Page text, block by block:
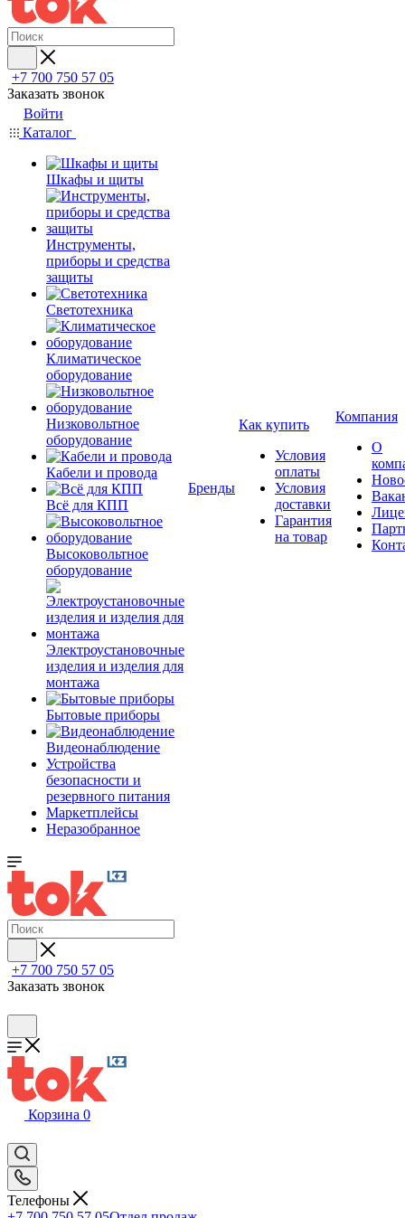
+7 700 750 57 05
Заказать звонок
Войти
Каталог
Шкафы и щиты
Инструменты,
приборы и средства
защиты
Светотехника
Климатическое
оборудование
Низковольтное
оборудование
Кабели и провода
Всё для КПП
Высоковольтное
оборудование
Электроустановочные
изделия и изделия для
монтажа
Бытовые приборы
Видеонаблюдение
Устройства
безопасности и
резервного питания
Маркетплейсы
Неразобранное
Бренды
Как купить
Условия
оплаты
Условия
доставки
Гарантия
на товар
Компания
О
+7 700 750 57 05
Заказать звонок
Корзина 0
Телефоны